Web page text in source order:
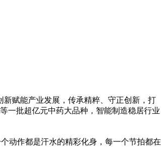
赋能产业发展，传承精粹、守正创新，打
一批超亿元中药大品种，智能制造稳居行业
动作都是汗水的精彩化身，每一个节拍都在